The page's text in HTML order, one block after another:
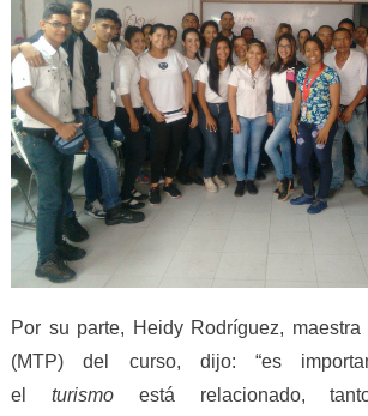
Por su parte, Heidy Rodríguez, maestra
(MTP) del curso, dijo: “es
el turismoestá relacionado,